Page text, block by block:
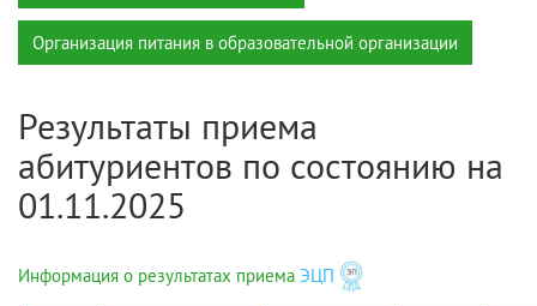
Организация питания в образовательной организации
Результаты приема
абитуриентов по состоянию на
01.11.2025
Информация о результатах приема ЭЦП